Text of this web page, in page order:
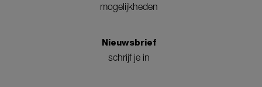
mogelijkheden
Nieuwsbrief
schrijf je in